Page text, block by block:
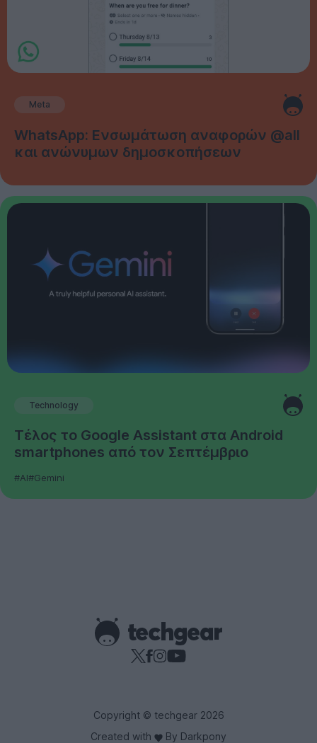
Meta
WhatsApp: Ενσωμάτωση αναφορών @all
και ανώνυμων δημοσκοπήσεων
Technology
Τέλος το Google Assistant στα Android
smartphones από τον Σεπτέμβριο
#AI#Gemini
Copyright © techgear 2026
Created with
By Darkpony